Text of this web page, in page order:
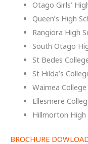
Otago Girls’
Queen’s High
Rangiora High
South Otago
St Bedes
St Hilda’s
Waimea
Ellesmere
Hillmorton High
BROCHURE